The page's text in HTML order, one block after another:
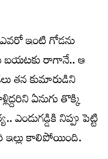
ఇంటి గోడను
బయటకు రాగానే.. ఆ
తన కుమారుడిని
ఏనుగు తొక్కి
నిప్పు పెట్టి
కాలిపోయింది.